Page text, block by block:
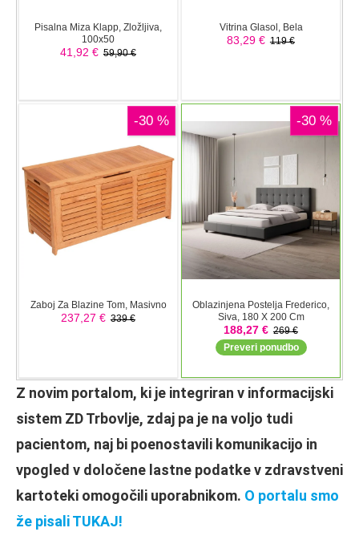
Z novim portalom, ki je integriran v informacijski
sistem ZD Trbovlje, zdaj pa je na voljo tudi
pacientom, naj bi poenostavili komunikacijo in
vpogled v določene lastne podatke v zdravstveni
kartoteki omogočili uporabnikom. O portalu smo
že pisali TUKAJ!